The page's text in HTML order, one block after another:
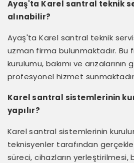
Ayaş'ta Karel santral teknik
alınabilir?
Ayaş'ta Karel santral teknik
uzman firma bulunmaktadır. Bu
kurulumu, bakımı ve
profesyonel hizmet
Karel santral sistemlerinin
yapılır?
Karel santral sistemlerinin
teknisyenler tarafından
süreci, cihazların yerleştirilmesi,